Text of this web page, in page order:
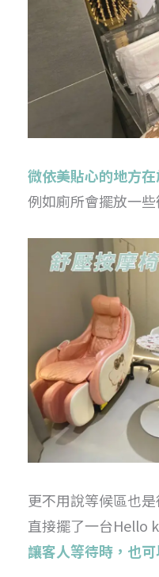
微依美貼心的地方
例如廁所會擺放一
更不用說等候區也
直接擺了一台Hello
讓客人等待時，也